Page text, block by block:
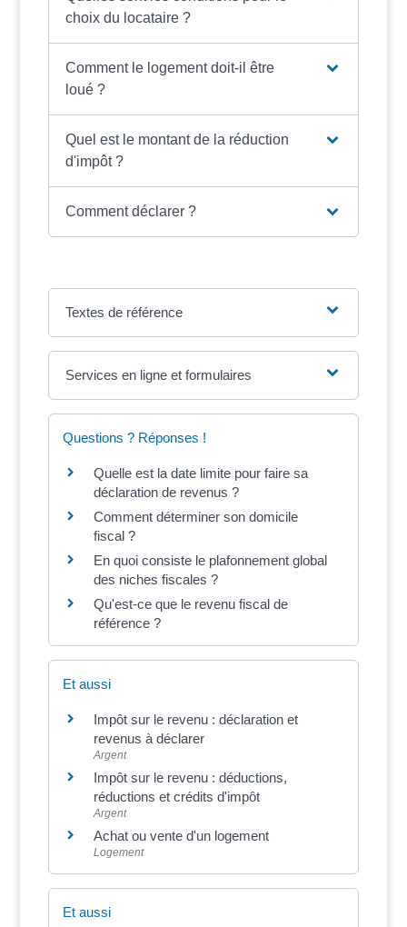
choix du locataire ?
Comment le logement doit-il être
loué ?
Quel est le montant de la réduction
d'impôt ?
Comment déclarer ?
Textes de référence
Services en ligne et formulaires
Questions ? Réponses !
Quelle est la date limite pour faire sa
déclaration de revenus ?
Comment déterminer son domicile
fiscal ?
En quoi consiste le plafonnement global
des niches fiscales ?
Qu'est-ce que le revenu fiscal de
référence ?
Et aussi
Impôt sur le revenu : déclaration et
revenus à déclarer
Argent
Impôt sur le revenu : déductions,
réductions et crédits d'impôt
Argent
Achat ou vente d'un logement
Logement
Et aussi